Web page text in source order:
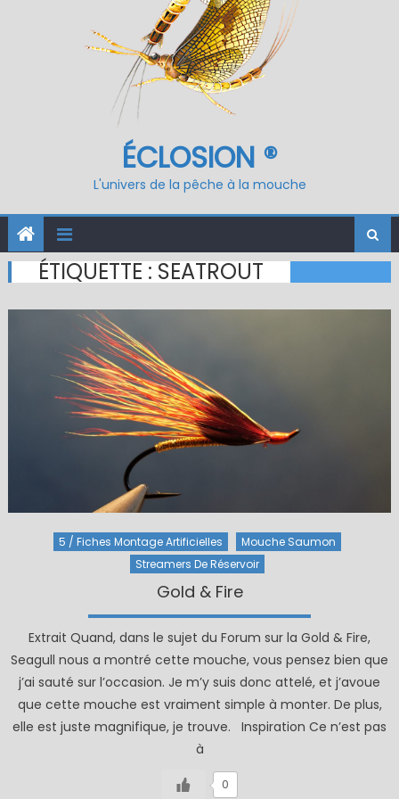
ÉCLOSION ®
L'univers de la pêche à la mouche
ÉTIQUETTE :SEATROUT
5 / Fiches Montage Artificielles
Mouche Saumon
Streamers De Réservoir
Gold & Fire
Extrait Quand, dans le sujet du Forum sur la Gold & Fire,
Seagull nous a montré cette mouche, vous pensez bien que
j’ai sauté sur l’occasion. Je m’y suis donc attelé, et j’avoue
que cette mouche est vraiment simple à monter. De plus,
elle est juste magnifique, je trouve. Inspiration Ce n’est pas
à
0